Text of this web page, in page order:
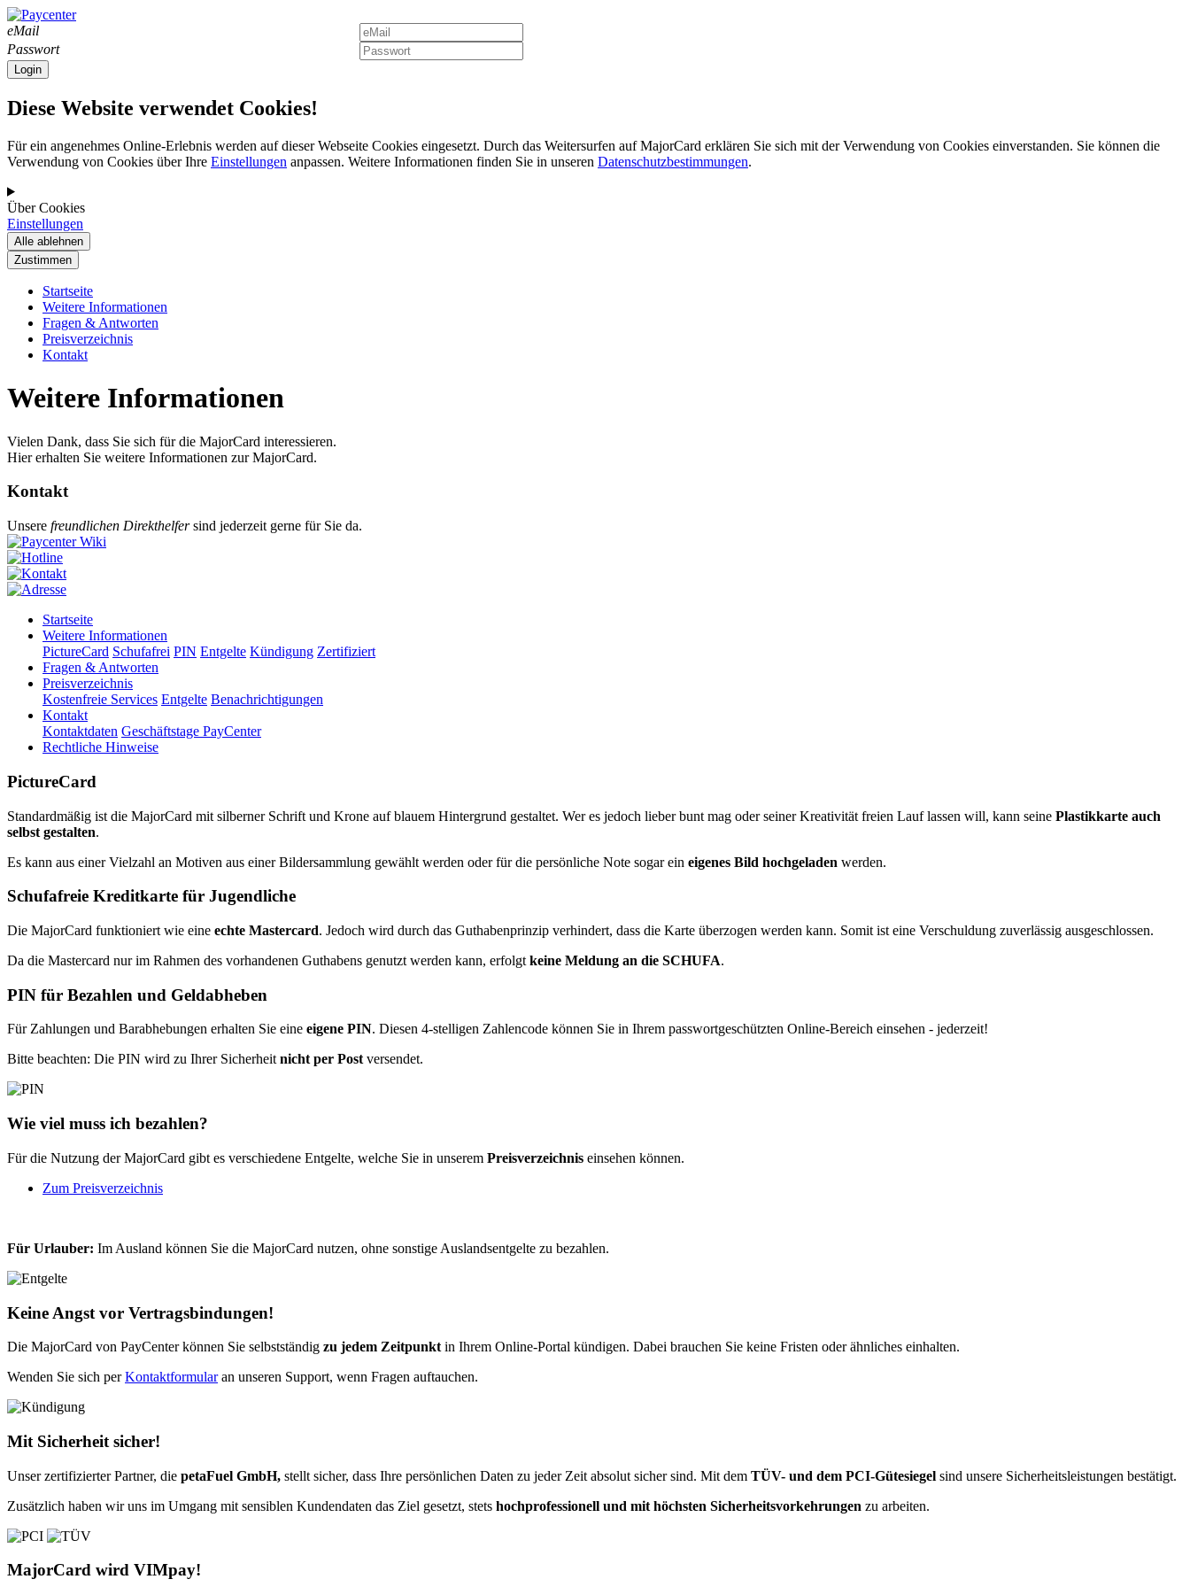
eMail
Passwort
Diese Website verwendet Cookies!
Für ein angenehmes Online-Erlebnis werden auf dieser Webseite Cookies eingesetzt. Durch das Weitersurfen auf MajorCard erklären Sie sich mit der Verwendung von Cookies einverstanden. Sie können die
Verwendung von Cookies über Ihre Einstellungen anpassen. Weitere Informationen finden Sie in unseren Datenschutzbestimmungen.
Über Cookies
Einstellungen
Startseite
Weitere Informationen
Fragen & Antworten
Preisverzeichnis
Kontakt
Weitere Informationen
Vielen Dank, dass Sie sich für die MajorCard interessieren.
Hier erhalten Sie weitere Informationen zur MajorCard.
Kontakt
Unsere freundlichen Direkthelfersind jederzeit gerne für Sie da.
Startseite
Weitere Informationen
PictureCard Schufafrei PIN Entgelte Kündigung Zertifiziert
Fragen & Antworten
Preisverzeichnis
Kostenfreie Services Entgelte Benachrichtigungen
Kontakt
Kontaktdaten Geschäftstage PayCenter
Rechtliche Hinweise
PictureCard
Standardmäßig ist die MajorCard mit silberner Schrift und Krone auf blauem Hintergrund gestaltet. Wer es jedoch lieber bunt mag oder seiner Kreativität freien Lauf lassen will, kann seine Plastikkarte auch
selbst gestalten.
Es kann aus einer Vielzahl an Motiven aus einer Bildersammlung gewählt werden oder für die persönliche Note sogar ein eigenes Bild hochgeladen werden.
Schufafreie Kreditkarte für Jugendliche
Die MajorCard funktioniert wie eine echte Mastercard. Jedoch wird durch das Guthabenprinzip verhindert, dass die Karte überzogen werden kann. Somit ist eine Verschuldung zuverlässig ausgeschlossen.
Da die Mastercard nur im Rahmen des vorhandenen Guthabens genutzt werden kann, erfolgt keine Meldung an die SCHUFA.
PIN für Bezahlen und Geldabheben
Für Zahlungen und Barabhebungen erhalten Sie eine eigene PIN. Diesen 4-stelligen Zahlencode können Sie in Ihrem passwortgeschützten Online-Bereich einsehen - jederzeit!
Bitte beachten: Die PIN wird zu Ihrer Sicherheitnicht per Postversendet.
Wie viel muss ich bezahlen?
Für die Nutzung der MajorCard gibt es verschiedene Entgelte, welche Sie in unserem Preisverzeichnis einsehen können.
Zum Preisverzeichnis
Für Urlauber: Im Ausland können Sie die MajorCard nutzen, ohne sonstige Auslandsentgelte zu bezahlen.
Keine Angst vor Vertragsbindungen!
Die MajorCard von PayCenter können Sie selbstständig zu jedem Zeitpunkt in Ihrem Online-Portal kündigen. Dabei brauchen Sie keine Fristen oder ähnliches einhalten.
Wenden Sie sich perKontaktformularan unseren Support, wenn Fragen auftauchen.
Mit Sicherheit sicher!
Unser zertifizierter Partner, die petaFuel GmbH, stellt sicher, dass Ihre persönlichen Daten zu jeder Zeit absolut sicher sind. Mit dem TÜV- und dem PCI-Gütesiegel sind unsere Sicherheitsleistungen bestätigt.
Zusätzlich haben wir uns im Umgang mit sensiblen Kundendaten das Ziel gesetzt, stets hochprofessionell und mit höchsten Sicherheitsvorkehrungen zu arbeiten.
MajorCard wird VIMpay!